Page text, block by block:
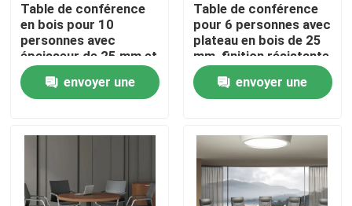
À la maison
À propos de nous
Table de conférence
en bois pour 10
personnes avec
épaisseur de 25 mm et
surface résistante aux
rayures pour les
réunions de conseil
envoyer une
Table de conférence
pour 6 personnes avec
plateau en bois de 25
mm, finition résistante
aux rayures et
couleurs
personnalisables
envoyer une